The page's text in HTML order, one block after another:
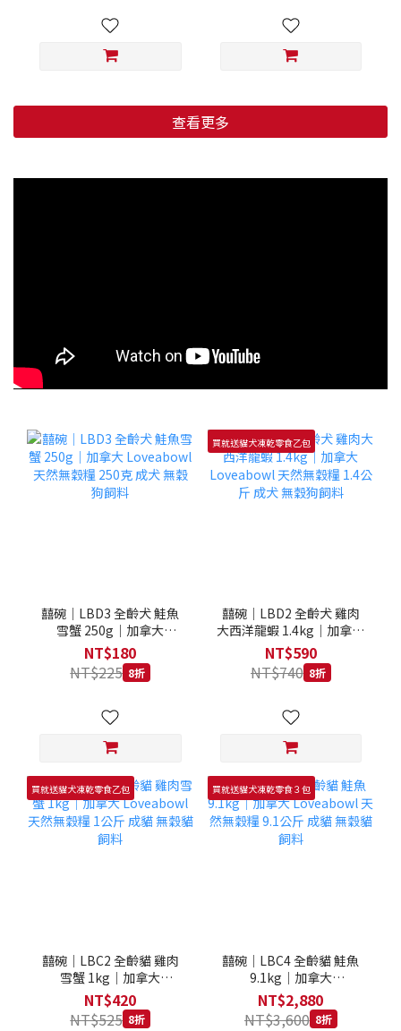
查看更多
囍碗｜LBD3 全齡犬 鮭魚
雪蟹 250g｜加拿大
Loveabowl 天然無穀糧
250克 成犬 無穀狗飼料
NT$180
NT$225 8折
買就送貓犬凍乾零食乙包
囍碗｜LBD2 全齡犬 雞肉
大西洋龍蝦 1.4kg｜加拿大
Loveabowl 天然無穀糧
1.4公斤 成犬 無穀狗飼料
NT$590
NT$740 8折
買就送貓犬凍乾零食乙包
囍碗｜LBC2 全齡貓 雞肉
雪蟹 1kg｜加拿大
Loveabowl 天然無穀糧 1
公斤 成貓 無穀貓飼料
NT$420
NT$525 8折
買就送貓犬凍乾零食３包
囍碗｜LBC4 全齡貓 鮭魚
9.1kg｜加拿大
Loveabowl 天然無穀糧
9.1公斤 成貓 無穀貓飼料
NT$2,880
NT$3,600 8折